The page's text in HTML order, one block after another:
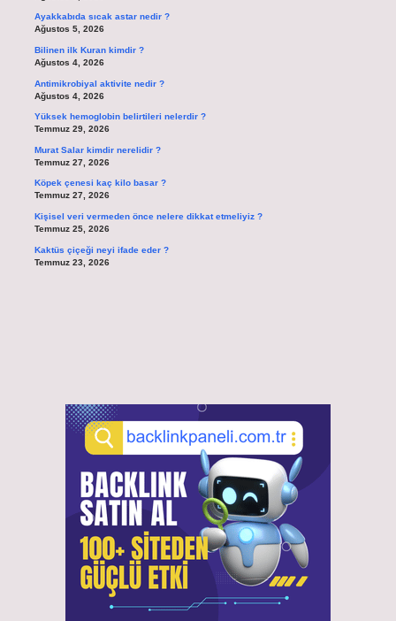
Ayakkabıda sıcak astar nedir ?
Ağustos 5, 2026
Bilinen ilk Kuran kimdir ?
Ağustos 4, 2026
Antimikrobiyal aktivite nedir ?
Ağustos 4, 2026
Yüksek hemoglobin belirtileri nelerdir ?
Temmuz 29, 2026
Murat Salar kimdir nerelidir ?
Temmuz 27, 2026
Köpek çenesi kaç kilo basar ?
Temmuz 27, 2026
Kişisel veri vermeden önce nelere dikkat etmeliyiz ?
Temmuz 25, 2026
Kaktüs çiçeği neyi ifade eder ?
Temmuz 23, 2026